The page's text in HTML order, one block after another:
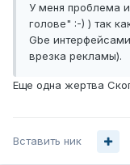
У меня проблема
голове" :-) ) так
Gbe
врезка рекламы).
Еще одна жертва
Вставить ник